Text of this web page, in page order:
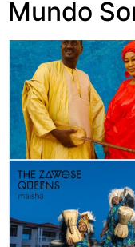
Mundo